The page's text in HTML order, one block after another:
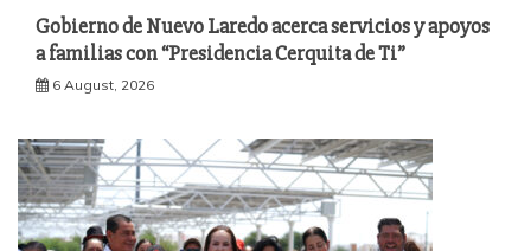
Gobierno de Nuevo Laredo acerca servicios y apoyos
a familias con “Presidencia Cerquita de Ti”
6 August, 2026